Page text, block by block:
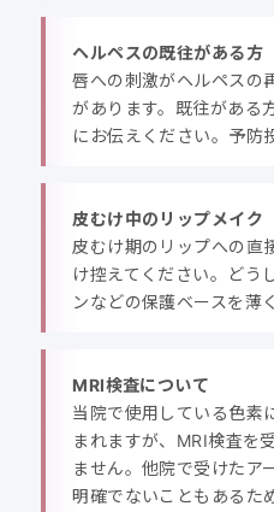
ヘルペスの既往がある方
唇への刺激がヘルペスの
があります。既往がある
にお伝えください。予防
皮むけ中のリップメイク
皮むけ期のリップへの直
け控えてください。どう
ンなどの保護ベースを薄
MRI検査について
当院で使用している色素
まれますが、MRI検査を
ません。他院で受けたア
明確でないこともあるた